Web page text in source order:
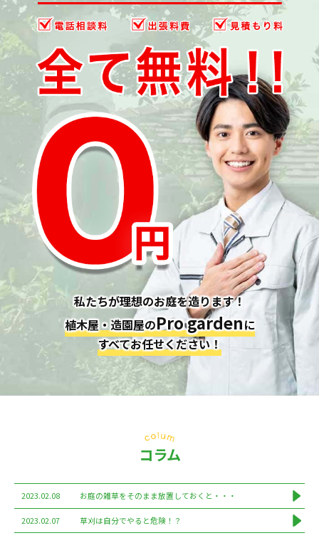
私たちが理想のお庭を造ります！
植木屋・造園屋のPro gardenに
すべてお任せください！
コラム
2023.02.08 お庭の雑草をそのまま放置しておくと・・・
2023.02.07 草刈は自分でやると危険！？